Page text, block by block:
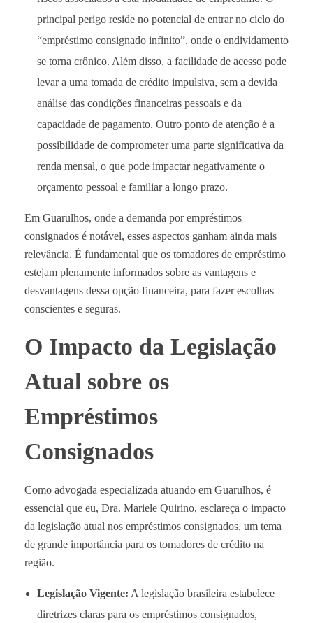
principal perigo reside no potencial de entrar no ciclo do
“empréstimo consignado infinito”, onde o endividamento
se torna crônico. Além disso, a facilidade de acesso pode
levar a uma tomada de crédito impulsiva, sem a devida
análise das condições financeiras pessoais e da
capacidade de pagamento. Outro ponto de atenção é a
possibilidade de comprometer uma parte significativa da
renda mensal, o que pode impactar negativamente o
orçamento pessoal e familiar a longo prazo.
Em Guarulhos, onde a demanda por empréstimos
consignados é notável, esses aspectos ganham ainda mais
relevância. É fundamental que os tomadores de empréstimo
estejam plenamente informados sobre as vantagens e
desvantagens dessa opção financeira, para fazer escolhas
conscientes e seguras.
O Impacto da Legislação
Atual sobre os
Empréstimos
Consignados
Como advogada especializada atuando em Guarulhos, é
essencial que eu, Dra. Mariele Quirino, esclareça o impacto
da legislação atual nos empréstimos consignados, um tema
de grande importância para os tomadores de crédito na
região.
Legislação Vigente: A legislação brasileira estabelece
diretrizes claras para os empréstimos consignados,